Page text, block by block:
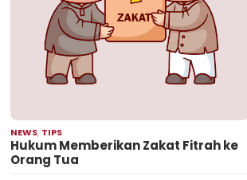
NEWS, TIPS
Hukum Memberikan Zakat Fitrah ke
Orang Tua